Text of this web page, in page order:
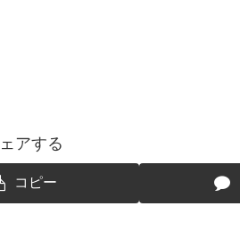
アする
コピー